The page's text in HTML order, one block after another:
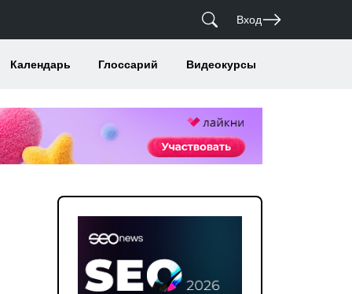
Вход
Календарь Глоссарий Видеокурсы